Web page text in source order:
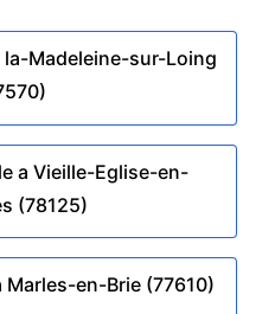
Madeleine-sur-Loing
a Vieille-Eglise-en-
(78125)
en-Brie (77610)